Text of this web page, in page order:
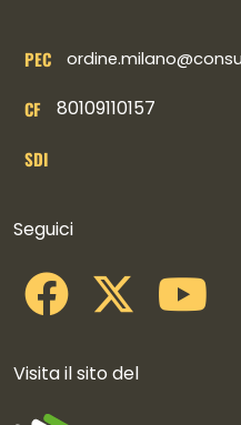
PEC
CF 80109110157
SDI
Seguici
Visita il sito del